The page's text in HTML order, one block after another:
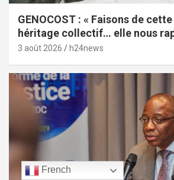
GENOCOST : « Faisons de
héritage collectif… elle nous
l’impérieuse nécessité de la
3 août 2026 h24news
French